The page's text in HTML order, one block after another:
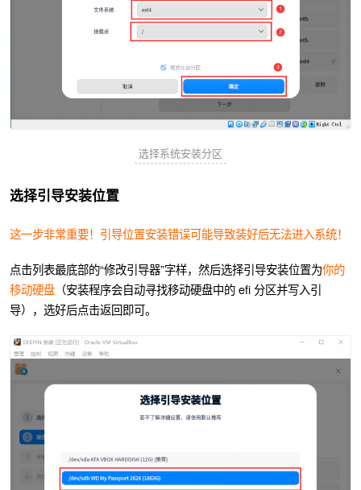
选择系统安装分区
选择引导安装位置
这一步非常重要！引导位置安装错误可能导致装好后无法进入系统！
点击列表最底部的“修改引导器”字样，然后选择引导安装位置为你的
移动硬盘（安装程序会自动寻找移动硬盘中的 efi 分区并写入引
导），选好后点击返回即可。